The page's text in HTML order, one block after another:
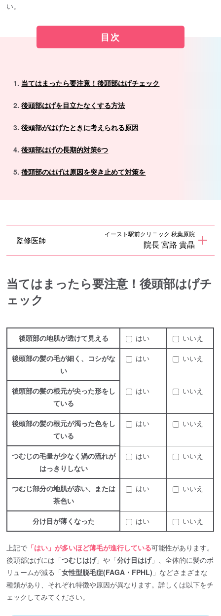
い。
目次
当てはまったら要注意！後頭部はげチェック
後頭部はげを目立たなくする方法
後頭部がはげたときに考えられる原因
後頭部はげの長期的対策6つ
後頭部のはげは原因を突き止めて対策を
監修医師
イースト駅前クリニック 秋葉原院
院長 宮路 貴晶
当てはまったら要注意！後頭部はげチ
ェック
後頭部の地肌が透けて見える はい いいえ
後頭部の髪の毛が細く、コシがな
い
はい いいえ
後頭部の髪の根元が尖った形をし
ている
はい いいえ
後頭部の髪の根元が濁った色をし
ている
はい いいえ
つむじの毛量が少なく渦の流れが
はっきりしない
はい いいえ
つむじ部分の地肌が赤い、または
茶色い
はい いいえ
分け目が薄くなった はい いいえ
上記で 「はい」が多いほど薄毛が進行している可能性があります。
後頭部はげには「つむじはげ」や「分け目はげ」、全体的に髪のボ
リュームが減る「女性型脱毛症(FAGA・FPHL) 」などさまざまな
種類があり、それぞれ特徴や原因が異なります。詳しくは以下をチ
ェックしてみてください。